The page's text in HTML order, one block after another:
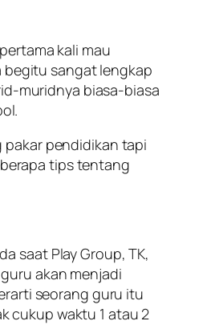
kali mau
begitu sangat lengkap
muridnya biasa-biasa
pakar pendidikan tapi
tips tentang
saat Play Group, TK,
akan menjadi
seorang guru itu
cukup waktu 1 atau 2